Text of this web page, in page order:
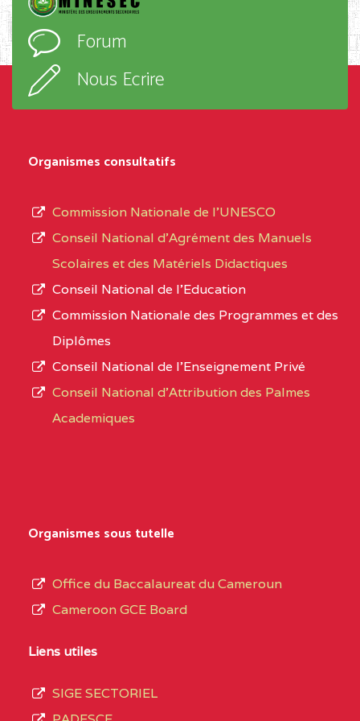
D'ENSEIGNEMENT
PROFESSIONNEL
(CEGEP) STE FOI BP
:4740 YAOUNDE
CENTRE
COLLEGE PANAFRICAIN
DE L'EXCELLENCE BP
CENTRE
COLLEGE PRIVE
CENTRE
COLLEGE PRIVE LAIC
SAINT MICHEL
CENTRE
l’ordre
d’enseignement,
type
L’offre
d’éducation
de
du
de
Forum
Nous Ecrire
Organismes consultatifs
Commission Nationale de l’UNESCO
Conseil National d’Agrément des Manuels
Scolaires et des Matériels Didactiques
Conseil National de l’Education
Commission Nationale des Programmes et des
Diplômes
Conseil National de l’Enseignement Privé
Conseil National d'Attribution des Palmes
Academiques
Organismes sous tutelle
Office du Baccalaureat du Cameroun
Cameroon GCE Board
Liens utiles
SIGE SECTORIEL